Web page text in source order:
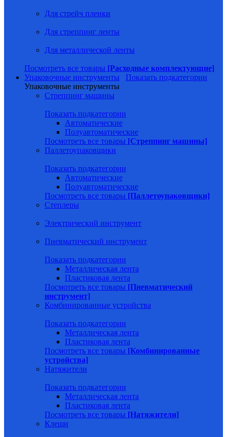
Для стрейч пленки
Для стреппинг ленты
Для металлической ленты
Посмотреть все товары [Расходные комплектующие]
Упаковочные инструменты
Показать подкатегории
Упаковочные инструменты
Стреппинг машины
Показать подкатегории
Автоматические
Полуавтоматические
Посмотреть все товары [Стреппинг машины]
Паллетоупаковщики
Показать подкатегории
Автоматические
Полуавтоматические
Посмотреть все товары [Паллетоупаковщики]
Степлеры
Электрический инструмент
Пневматический инструмент
Показать подкатегории
Металлическая лента
Пластиковая лента
Посмотреть все товары [Пневматический
инструмент]
Комбинированные устройства
Показать подкатегории
Металлическая лента
Пластиковая лента
Посмотреть все товары [Комбинированные
устройства]
Натяжители
Показать подкатегории
Металлическая лента
Пластиковая лента
Посмотреть все товары [Натяжители]
Клещи